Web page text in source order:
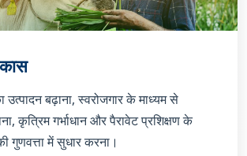
बढ़ाना, स्वरोजगार के माध्यम से
कृत्रिम गर्भाधान और पैरावेट प्रशिक्षण के
गुणवत्ता में सुधार करना।